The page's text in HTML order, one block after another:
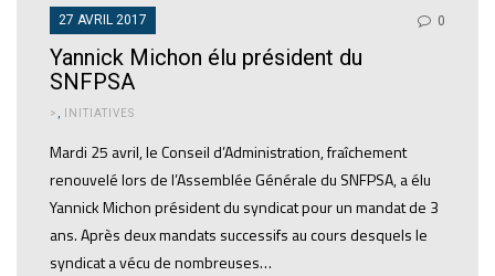
27 AVRIL 2017 0
Yannick Michon élu président du
SNFPSA
> INITIATIVES
Mardi 25 avril, le Conseil d’Administration, fraîchement
renouvelé lors de l’Assemblée Générale du SNFPSA, a élu
Yannick Michon président du syndicat pour un mandat de 3
ans. Après deux mandats successifs au cours desquels le
syndicat a vécu de nombreuses…